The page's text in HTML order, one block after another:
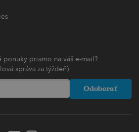
ponuky priamo na váš e-mail?
správa za týždeň)
Odoberať